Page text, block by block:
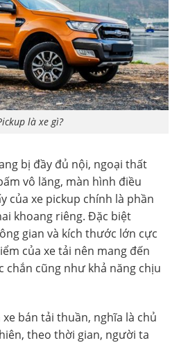
là xe gì?
bị đầy đủ nội, ngoại thất
vô lăng, màn hình điều
của xe pickup chính là phần
khoang riêng. Đặc biệt
gian và kích thước lớn cực
của xe tải nên mang đến
chắn cũng như khả năng chịu
bán tải thuần, nghĩa là chủ
theo thời gian, người ta